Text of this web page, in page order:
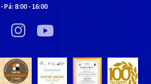
EURONA by Cerny
ochrany
Pá:8:00 - 16:00